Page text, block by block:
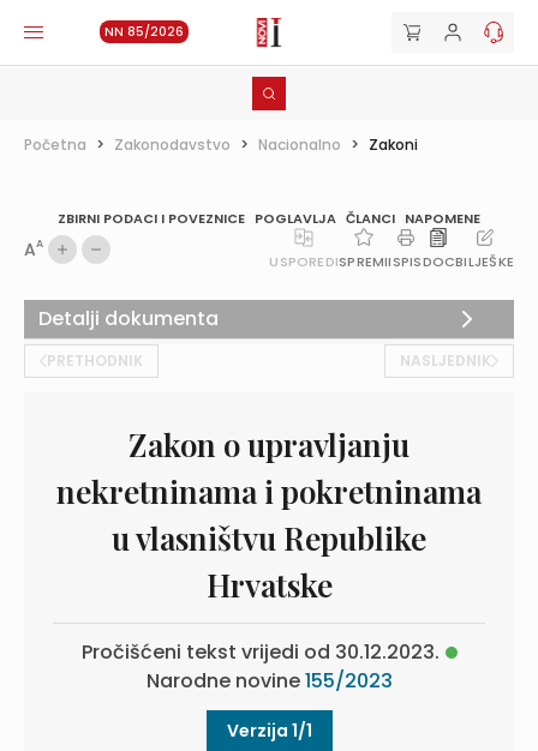
NN 85/2026
Početna > Zakonodavstvo > Nacionalno > Zakoni
ZBIRNI PODACI I POVEZNICE POGLAVLJA ČLANCI NAPOMENE
AA
USPOREDISPREMIISPISDOCBILJEŠKE
PRETHODNIK NASLJEDNIK
Zakon o upravljanju
nekretninama i pokretninama
u vlasništvu Republike
Hrvatske
Pročišćeni tekst vrijedi od 30.12.2023.
Narodne novine155/2023
Verzija 1/1
Detalji dokumenta